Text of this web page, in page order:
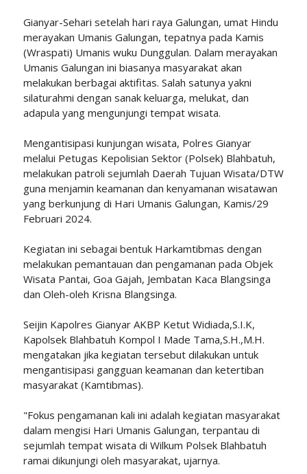
Gianyar-Sehari setelah hari raya Galungan, umat Hindu
merayakan Umanis Galungan, tepatnya pada Kamis
(Wraspati) Umanis wuku Dunggulan. Dalam merayakan
Umanis Galungan ini biasanya masyarakat akan
melakukan berbagai aktifitas. Salah satunya yakni
silaturahmi dengan sanak keluarga, melukat, dan
adapula yang mengunjungi tempat wisata.
Mengantisipasi kunjungan wisata, Polres Gianyar
melalui Petugas Kepolisian Sektor (Polsek) Blahbatuh,
melakukan patroli sejumlah Daerah Tujuan Wisata/DTW
guna menjamin keamanan dan kenyamanan wisatawan
yang berkunjung di Hari Umanis Galungan, Kamis/29
Februari 2024.
Kegiatan ini sebagai bentuk Harkamtibmas dengan
melakukan pemantauan dan pengamanan pada Objek
Wisata Pantai, Goa Gajah, Jembatan Kaca Blangsinga
dan Oleh-oleh Krisna Blangsinga.
Seijin Kapolres Gianyar AKBP Ketut Widiada,S.I.K,
Kapolsek Blahbatuh Kompol I Made Tama,S.H.,M.H.
mengatakan jika kegiatan tersebut dilakukan untuk
mengantisipasi gangguan keamanan dan ketertiban
masyarakat (Kamtibmas).
"Fokus pengamanan kali ini adalah kegiatan masyarakat
dalam mengisi Hari Umanis Galungan, terpantau di
sejumlah tempat wisata di Wilkum Polsek Blahbatuh
ramai dikunjungi oleh masyarakat, ujarnya.